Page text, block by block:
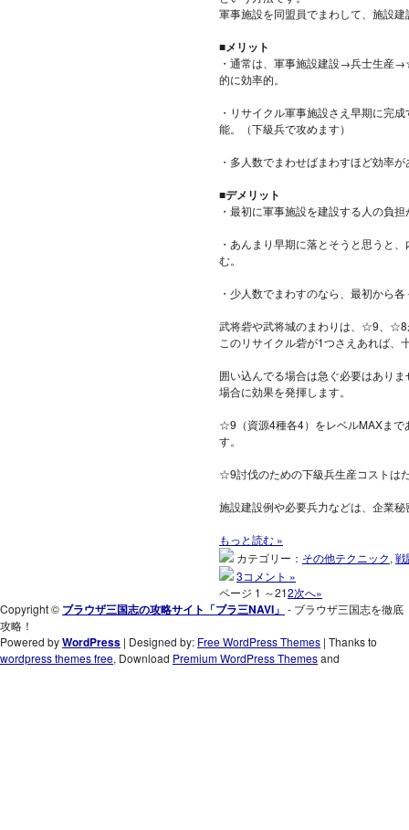
軍事施設を同盟員でまわして、施設
■メリット
・通常は、軍事施設建設→兵士生産
的に効率的。
・リサイクル軍事施設さえ早期に完
能。（下級兵で攻めます）
・多人数でまわせばまわすほど効率
■デメリット
・最初に軍事施設を建設する人の負
・あんまり早期に落とそうと思うと
む。
・少人数でまわすのなら、最初から
武将砦や武将城のまわりは、☆9、☆8
このリサイクル砦が1つさえあれば
囲い込んでる場合は急ぐ必要はあり
場合に効果を発揮します。
☆9（資源4種各4）をレベルMAXまで
す。
☆9討伐のための下級兵生産コストは
施設建設例や必要兵力などは、企業
もっと読む »
カテゴリー： その他テクニック, 戦
3コメント »
ページ 1 ～212次へ»
Copyright © ブラウザ三国志の攻略サイト「ブラ三NAVI」 - ブラウザ三国志を徹底
攻略！
Powered byWordPress | Designed by: Free WordPress Themes | Thanks to
wordpress themes free, Download Premium WordPress Themesand